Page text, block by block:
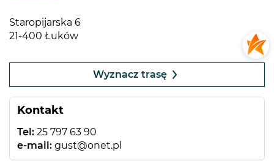
Staropijarska 6
21-400 Łuków
Kontakt
Tel: 25 797 63 90
e-mail: gust@onet.pl
−
contributors
Wyznacz trasę